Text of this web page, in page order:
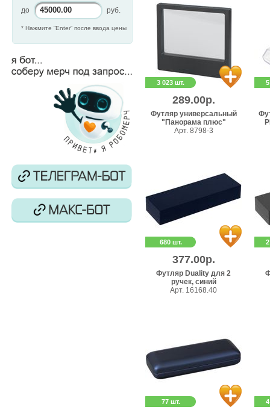
до руб.
* Нажмите “Enter” после ввода цены
3 023 шт.
289.00р.
Футляр универсальный
"Панорама плюс"
Арт. 8798-3
680 шт.
377.00р.
Футляр Duality для 2
ручек, синий
Арт. 16168.40
77 шт.